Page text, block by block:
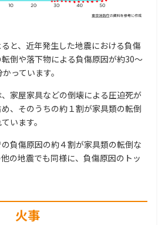
と、近年発生した地震における負傷
倒や落下物による負傷原因が約30～
っています。
家屋家具などの倒壊による圧迫死が
、そのうちの約１割が家具類の転倒
います。
負傷原因の約４割が家具類の転倒な
の地震でも同様に、負傷原因のトッ
火事